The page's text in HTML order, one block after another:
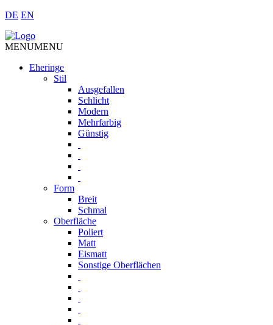
DE EN
MENUMENU
Eheringe
Stil
Ausgefallen
Schlicht
Modern
Mehrfarbig
Günstig
Form
Breit
Schmal
Oberfläche
Poliert
Matt
Eismatt
Sonstige Oberflächen